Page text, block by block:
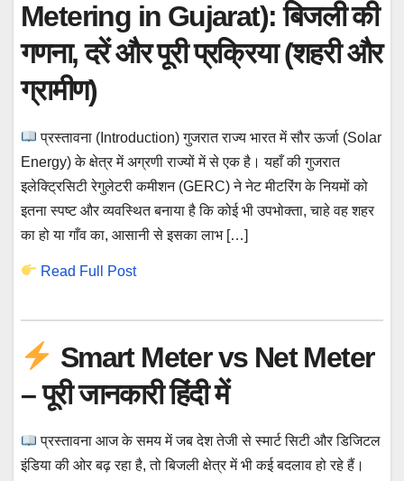
Metering in Gujarat): बिजली की
गणना, दरें और पूरी प्रक्रिया (शहरी और
ग्रामीण)
प्रस्तावना (Introduction) गुजरात राज्य भारत में सौर ऊर्जा (Solar
Energy) के क्षेत्र में अग्रणी राज्यों में से एक है। यहाँ की गुजरात
इलेक्ट्रिसिटी रेगुलेटरी कमीशन (GERC) ने नेट मीटरिंग के नियमों को
इतना स्पष्ट और व्यवस्थित बनाया है कि कोई भी उपभोक्ता, चाहे वह शहर
का हो या गाँव का, आसानी से इसका लाभ […]
Read Full Post
Smart Meter vs Net Meter
– पूरी जानकारी हिंदी में
प्रस्तावना आज के समय में जब देश तेजी से स्मार्ट सिटी और डिजिटल
इंडिया की ओर बढ़ रहा है, तो बिजली क्षेत्र में भी कई बदलाव हो रहे हैं।